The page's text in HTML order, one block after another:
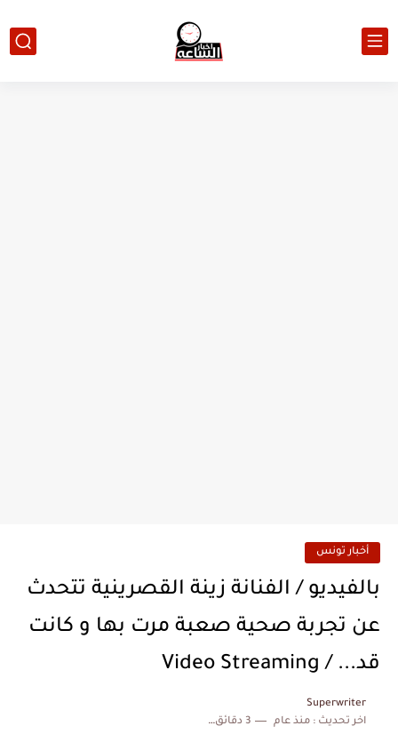
أخبار تونس
بالفيديو / الفنانة زينة القصرينية تتحدث
عن تجربة صحية صعبة مرت بها و كانت
قد... / Video Streaming
Superwriter
اخر تحديث :منذ عام 3 دقائق للقراءة